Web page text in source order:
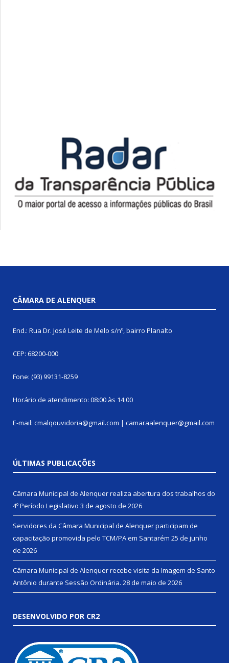
CÂMARA DE ALENQUER
End.: Rua Dr. José Leite de Melo s/nº, bairro Planalto
CEP: 68200-000
Fone: (93) 99131-8259
Horário de atendimento: 08:00 às 14:00
E-mail: cmalqouvidoria@gmail.com | camaraalenquer@gmail.com
ÚLTIMAS PUBLICAÇÕES
Câmara Municipal de Alenquer realiza abertura dos trabalhos do
4º Período Legislativo 3 de agosto de 2026
Servidores da Câmara Municipal de Alenquer participam de
capacitação promovida pelo TCM/PA em Santarém 25 de junho
de 2026
Câmara Municipal de Alenquer recebe visita da Imagem de Santo
Antônio durante Sessão Ordinária. 28 de maio de 2026
DESENVOLVIDO POR CR2